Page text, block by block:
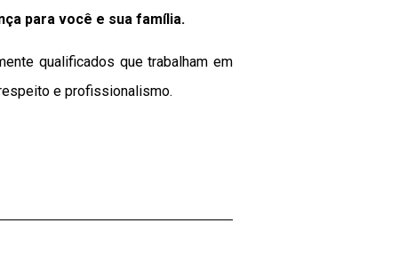
para você e sua família.
qualificados que trabalham em
e profissionalismo.